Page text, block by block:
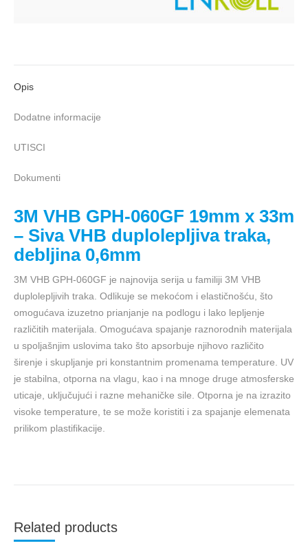
Opis
Dodatne informacije
UTISCI
Dokumenti
3M VHB GPH-060GF 19mm x 33m
– Siva VHB duplolepljiva traka,
debljina 0,6mm
3M VHB GPH-060GF je najnovija serija u familiji 3M VHB
duplolepljivih traka. Odlikuje se mekoćom i elastičnošću, što
omogućava izuzetno prianjanje na podlogu i lako lepljenje
različitih materijala. Omogućava spajanje raznorodnih materijala
u spoljašnjim uslovima tako što apsorbuje njihovo različito
širenje i skupljanje pri konstantnim promenama temperature. UV
je stabilna, otporna na vlagu, kao i na mnoge druge atmosferske
uticaje, uključujući i razne mehaničke sile. Otporna je na izrazito
visoke temperature, te se može koristiti i za spajanje elemenata
prilikom plastifikacije.
Related products